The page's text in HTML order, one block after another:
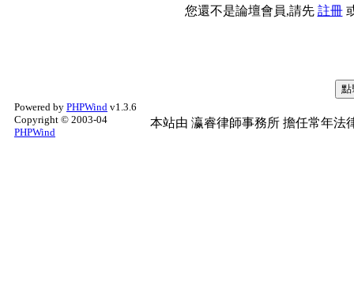
您還不是論壇會員,請先 註冊
Powered by PHPWind v1.3.6
Copyright © 2003-04
PHPWind
本站由 瀛睿律師事務所 擔任常年法